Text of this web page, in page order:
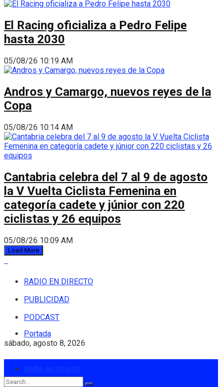
El Racing oficializa a Pedro Felipe
hasta 2030
05/08/26 10:19 AM
Andros y Camargo, nuevos reyes de la
Copa
05/08/26 10:14 AM
Cantabria celebra del 7 al 9 de agosto
la V Vuelta Ciclista Femenina en
categoría cadete y júnior con 220
ciclistas y 26 equipos
05/08/26 10:09 AM
Load More
RADIO EN DIRECTO
PUBLICIDAD
PODCAST
sábado, agosto 8, 2026
Portada